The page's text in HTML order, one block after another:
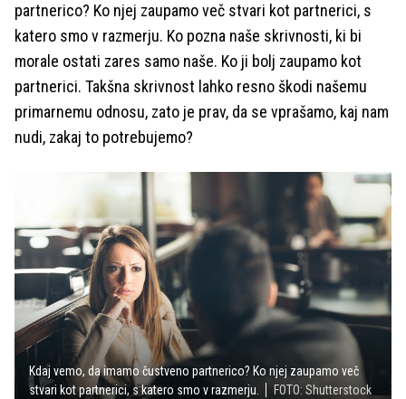
partnerico? Ko njej zaupamo več stvari kot partnerici, s
katero smo v razmerju. Ko pozna naše skrivnosti, ki bi
morale ostati zares samo naše. Ko ji bolj zaupamo kot
partnerici. Takšna skrivnost lahko resno škodi našemu
primarnemu odnosu, zato je prav, da se vprašamo, kaj nam
nudi, zakaj to potrebujemo?
Kdaj vemo, da imamo čustveno partnerico? Ko njej zaupamo več
stvari kot partnerici, s katero smo v razmerju.
FOTO: Shutterstock